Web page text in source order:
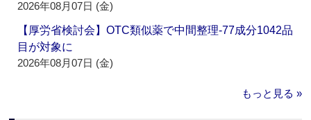
2026年08月07日 (金)
【厚労省検討会】OTC類似薬で中間整理‐77成分1042品
目が対象に
2026年08月07日 (金)
もっと見る »